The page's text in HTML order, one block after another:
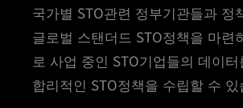
국가별 STO관련 정부기관들과 정
글로벌 스탠더드 STO정책을 마련
로 사업 중인 STO기업들의 데이
합리적인 STO정책을 수립할 수